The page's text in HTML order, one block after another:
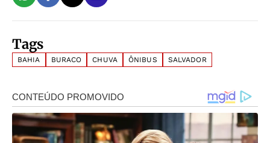
Tags
BAHIA BURACO CHUVA ÔNIBUS SALVADOR